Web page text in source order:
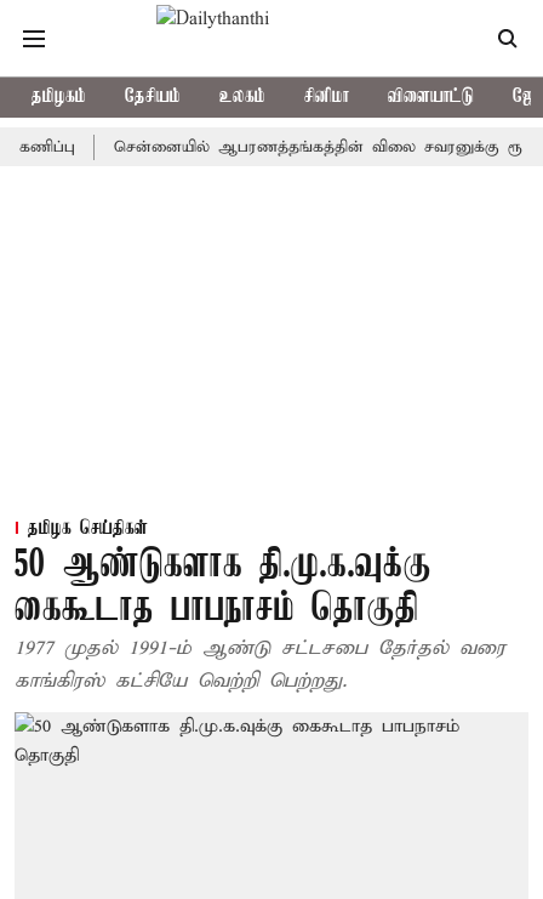
தமிழகம் தேசியம் உலகம் சினிமா விளையாட்டு
சென்னையில் ஆபரணத்தங்கத்தின் விலை சவரனுக்கு ரூ.520
தமிழக செய்திகள்
50 ஆண்டுகளாக தி.மு.க.வுக்கு
கைகூடாத பாபநாசம் தொகுதி
1977 முதல் 1991-ம் ஆண்டு சட்டசபை தேர்தல் வரை
காங்கிரஸ் கட்சியே வெற்றி பெற்றது.